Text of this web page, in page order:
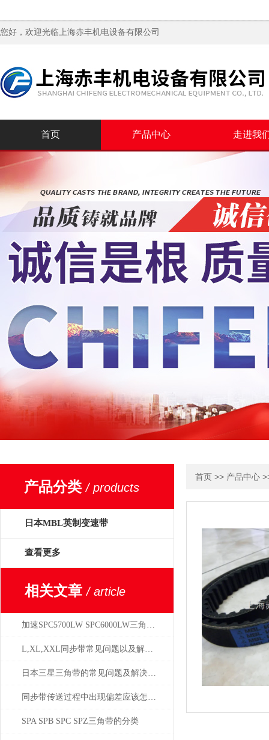
您好，欢迎光临上海赤丰机电设备有限公司
首页 产品中心 走进我
产品分类/ products
日本MBL英制变速带
查看更多
相关文章/ article
加速SPC5700LW SPC6000LW三角带老化的因素
L,XL,XXL同步带常见问题以及解决方案
日本三星三角带的常见问题及解决方案
同步带传送过程中出现偏差应该怎样进行调整？
SPA SPB SPC SPZ三角带的分类
首页 >> 产品中心